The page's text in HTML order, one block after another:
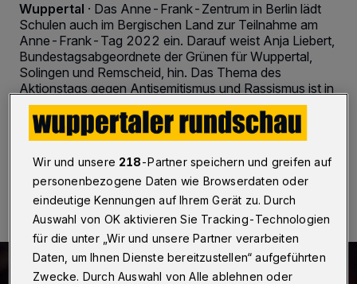
Wuppertal · Das Anne-Frank-Zentrum in Berlin lädt
Schulen auch im Bergischen Land zur Teilnahme am
Anne-Frank-Tag 2022 ein. Darauf weist Anja Liebert,
Bundestagsabgeordnete der Grünen für Wuppertal,
Solingen und Remscheid, hin. Das Thema des
Aktionstags gegen Antisemitismus und Rassismus ist in
diesem Jahr „Freundschaft“.
02.02.2022 , 09:00 Uhr 2 Minuten Lesezeit
Wir und unsere 218-Partner speichern und greifen auf
personenbezogene Daten wie Browserdaten oder
eindeutige Kennungen auf Ihrem Gerät zu. Durch
Auswahl von OK aktivieren Sie Tracking-Technologien
für die unter „Wir und unsere Partner verarbeiten
Daten, um Ihnen Dienste bereitzustellen“ aufgeführten
Zwecke. Durch Auswahl von Alle ablehnen oder